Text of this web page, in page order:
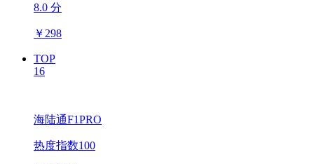
8.0 分
￥ 298
TOP
16
海陆通F1PRO
热度指数100